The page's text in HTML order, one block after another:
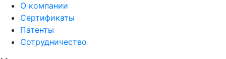
О компании
Сертификаты
Патенты
Сотрудничество